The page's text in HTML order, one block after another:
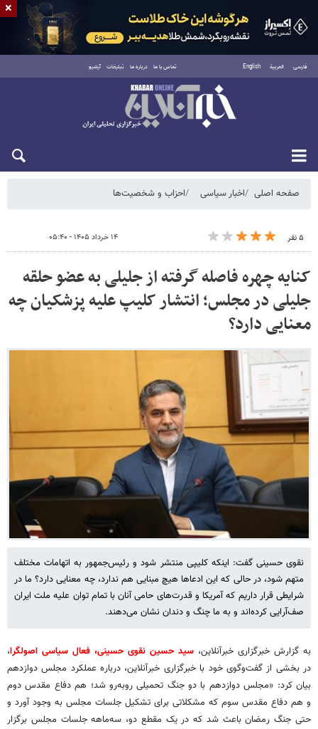
فارسی العربية English تماس با ما درباره ما تبلیغات آرشیو
شنبه ۱۷ مرداد ۱۴۰۵
صفحه اصلی اخبار سیاسی احزاب و شخصیت‌ها
۵ نفر ۱۴ خرداد ۱۴۰۵ - ۰۵:۴۰
کنایه چهره فاصله گرفته از جلیلی به عضو حلقه
جلیلی در مجلس؛ انتشار کلیپ علیه پزشکیان چه
معنایی دارد؟
نقوی حسینی گفت: اینکه کلیپی منتشر شود و رئیس‌جمهور به اتهامات مختلف
متهم شود، در حالی که این ادعاها هیچ مبنایی هم ندارد، چه معنایی دارد؟ ما در
شرایطی قرار داریم که آمریکا و قدرت‌های حامی آنان با تمام توان علیه ملت ایران
صف‌آرایی کرده‌اند و به ما چنگ و دندان نشان می‌دهند.
به گزارش خبرگزاری خبرآنلاین، سید حسین نقوی حسینی، فعال سیاسی اصولگرا،
در بخشی از گفت‌وگوی خود با خبرگزاری خبرآنلاین، درباره عملکرد مجلس دوازدهم
بیان کرد: «مجلس دوازدهم با دو جنگ تحمیلی روبه‌رو شد؛ هم دفاع مقدس دوم
و هم دفاع مقدس سوم که مشکلاتی برای تشکیل جلسات مجلس به وجود آورد و
حتی جنگ رمضان باعث شد که در یک مقطع دو، سه‌ماهه جلسات مجلس برگزار
×